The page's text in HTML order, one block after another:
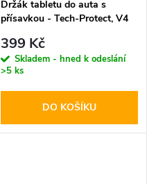
Držák tabletu do auta s
přísavkou - Tech-Protect, V4
399 Kč
Skladem - hned k odeslání
>5 ks
DO KOŠÍKU